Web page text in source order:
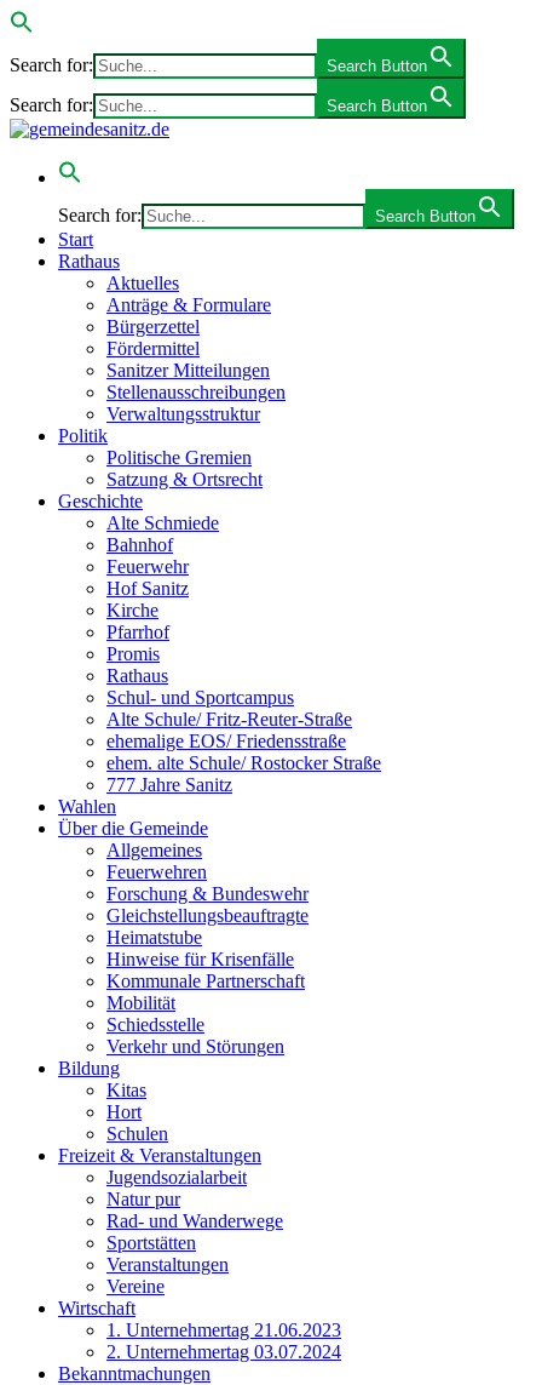
Search for: Search Button
Search for: Search Button
Search for: Search Button
Start
Rathaus
Aktuelles
Anträge & Formulare
Bürgerzettel
Fördermittel
Sanitzer Mitteilungen
Stellenausschreibungen
Verwaltungsstruktur
Politik
Politische Gremien
Satzung & Ortsrecht
Geschichte
Alte Schmiede
Bahnhof
Feuerwehr
Hof Sanitz
Kirche
Pfarrhof
Promis
Rathaus
Schul- und Sportcampus
Alte Schule/ Fritz-Reuter-Straße
ehemalige EOS/ Friedensstraße
ehem. alte Schule/ Rostocker Straße
777 Jahre Sanitz
Wahlen
Über die Gemeinde
Allgemeines
Feuerwehren
Forschung & Bundeswehr
Gleichstellungsbeauftragte
Heimatstube
Hinweise für Krisenfälle
Kommunale Partnerschaft
Mobilität
Schiedsstelle
Verkehr und Störungen
Bildung
Kitas
Hort
Schulen
Freizeit & Veranstaltungen
Jugendsozialarbeit
Natur pur
Rad- und Wanderwege
Sportstätten
Veranstaltungen
Vereine
Wirtschaft
1. Unternehmertag 21.06.2023
2. Unternehmertag 03.07.2024
Bekanntmachungen